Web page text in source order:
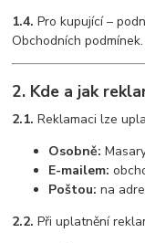
1.4. Pro kupující –
Obchodních podmínek.
2. Kde a jak
2.1. Reklamaci lze
Osobně:
E-mailem:
Poštou: na
2.2. Při uplatnění